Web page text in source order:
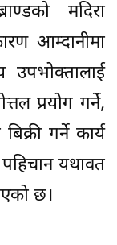
मदिरा
आम्दानीमा
प्रयोग गर्ने,
गर्ने कार्य
यथावत
छ।